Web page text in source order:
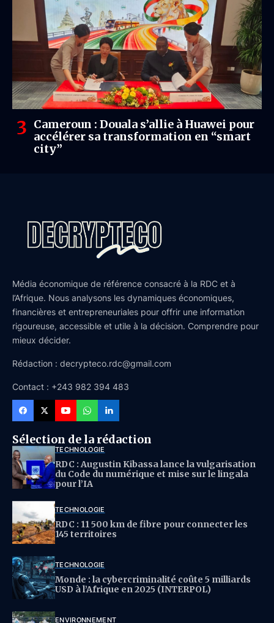
Cameroun : Douala s’allie à Huawei pour
accélérer sa transformation en “smart
city”
Média économique de référence consacré à la RDC et à
l’Afrique. Nous analysons les dynamiques économiques,
financières et entrepreneuriales pour offrir une information
rigoureuse, accessible et utile à la décision. Comprendre pour
mieux décider.
Rédaction : decrypteco.rdc@gmail.com
Contact : +243 982 394 483
Sélection de la rédaction
TECHNOLOGIE
RDC : Augustin Kibassa lance la vulgarisation
du Code du numérique et mise sur le lingala
pour l’IA
TECHNOLOGIE
RDC : 11 500 km de fibre pour connecter les
145 territoires
TECHNOLOGIE
Monde : la cybercriminalité coûte 5 milliards
USD à l’Afrique en 2025 (INTERPOL)
ENVIRONNEMENT